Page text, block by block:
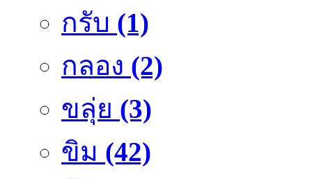
กรับ (1)
กลอง (2)
ขลุ่ย (3)
ขิม (42)